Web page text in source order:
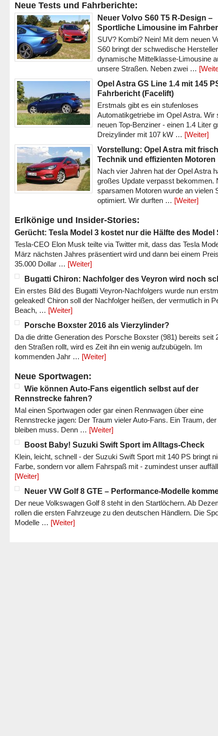
Neue Tests und Fahrberichte:
Neuer Volvo S60 T5 R-Design –
Sportliche Limousine im
SUV? Kombi? Nein! Mit dem neuen
S60 bringt der schwedische
dynamische Mittelklasse-Limousine
unsere Straßen. Neben zwei …
Opel Astra GS Line 1.4 mit 145
Fahrbericht (Facelift)
Erstmals gibt es ein stufenloses
Automatikgetriebe im Opel Astra. Wir
neuen Top-Benziner - einen 1.4 Liter
Dreizylinder mit 107 kW … [Weiter]
Vorstellung: Opel Astra mit
Technik und effizienten Motoren
Nach vier Jahren hat der Opel Astra
großes Update verpasst bekommen.
sparsamen Motoren wurde an vielen
optimiert. Wir durften … [Weiter]
Erlkönige und Insider-Stories:
Gerücht: Tesla Model 3 kostet nur die Hälfte des Model
Tesla-CEO Elon Musk teilte via Twitter mit, dass das Tesla
März nächsten Jahres präsentiert wird und dann bei einem
35.000 Dollar … [Weiter]
Bugatti Chiron: Nachfolger des Veyron wird noch
Ein erstes Bild des Bugatti Veyron-Nachfolgers wurde nun
geleaked! Chiron soll der Nachfolger heißen, der vermutlich in
Beach, … [Weiter]
Porsche Boxster 2016 als Vierzylinder?
Da die dritte Generation des Porsche Boxster (981) bereits seit
den Straßen rollt, wird es Zeit ihn ein wenig aufzubügeln. Im
kommenden Jahr … [Weiter]
Neue Sportwagen:
Wie können Auto-Fans eigentlich selbst auf der
Rennstrecke fahren?
Mal einen Sportwagen oder gar einen Rennwagen über eine
Rennstrecke jagen: Der Traum vieler Auto-Fans. Ein Traum,
bleiben muss. Denn … [Weiter]
Boost Baby! Suzuki Swift Sport im Alltags-Check
Klein, leicht, schnell - der Suzuki Swift Sport mit 140 PS bringt
Farbe, sondern vor allem Fahrspaß mit - zumindest unser
[Weiter]
Neuer VW Golf 8 GTE – Performance-Modelle
Der neue Volkswagen Golf 8 steht in den Startlöchern. Ab
rollen die ersten Fahrzeuge zu den deutschen Händlern. Die
Modelle … [Weiter]